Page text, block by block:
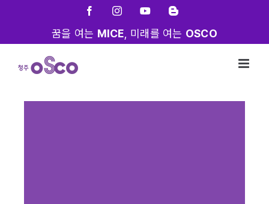
FacebookInstagramYouTubeBlogger
꿈을 여는 MICE , 미래를 여는 OSCO